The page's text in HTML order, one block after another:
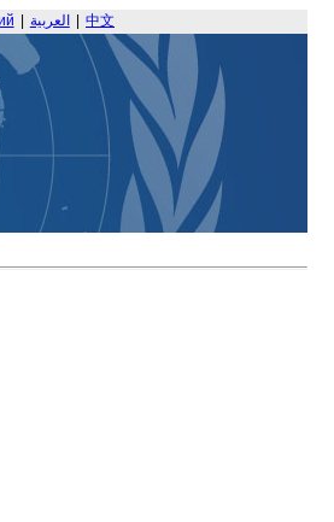
العربية 中文